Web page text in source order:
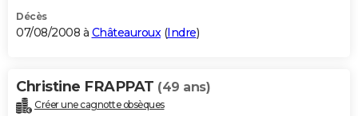
Décès
07/08/2008 à Châteauroux(Indre)
Christine FRAPPAT (49 ans)
Créer une cagnotte obsèques